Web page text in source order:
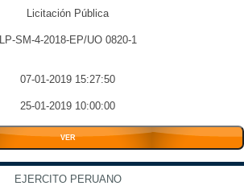
Licitación Pública
LP-SM-4-2018-EP/UO 0820-1
07-01-2019 15:27:50
25-01-2019 10:00:00
VER
EJERCITO PERUANO